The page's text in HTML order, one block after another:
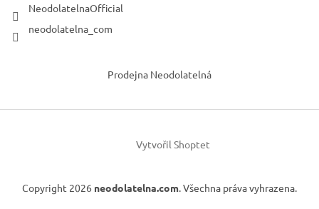
NeodolatelnaOfficial
neodolatelna_com
Prodejna Neodolatelná
Vytvořil Shoptet
Copyright 2026 neodolatelna.com. Všechna práva vyhrazena.